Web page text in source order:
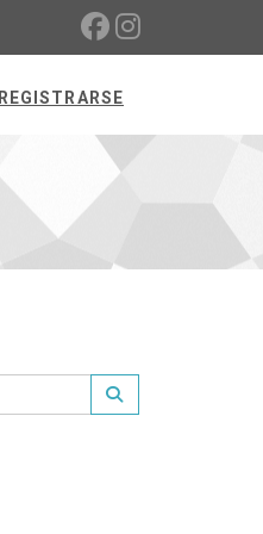
REGISTRARSE